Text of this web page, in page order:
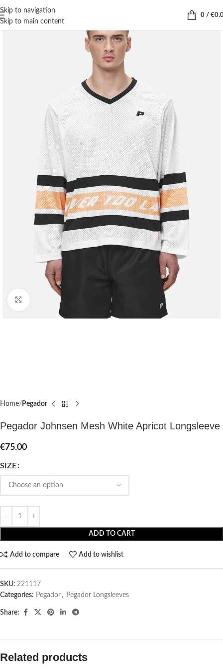
Skip to navigation
Skip to main content
0 / €
Home Pegador​
Pegador Johnsen Mesh White Apricot Longsleeve
€75.00
SIZE
ADD TO CART
Add to compare Add to wishlist
SKU: 221117
Categories: Pegador​ , Pegador Longsleeves
Share:
Related products